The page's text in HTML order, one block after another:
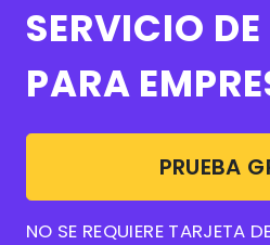
SERVICIO
PARA
PRUEBA
NO SE REQUIERE TARJETA